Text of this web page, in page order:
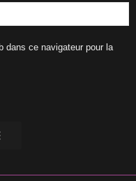
dans ce navigateur pour la